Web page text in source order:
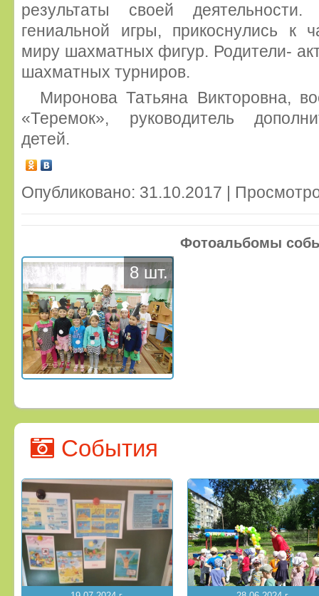
результаты своей
гениальной игры, прикоснулись к
миру шахматных фигур. Родители-
шахматных турниров.
Миронова Татьяна Викторовна,
«Теремок», руководитель
детей.
Опубликовано: 31.10.2017 |
Фотоальбомы
8 шт.
События